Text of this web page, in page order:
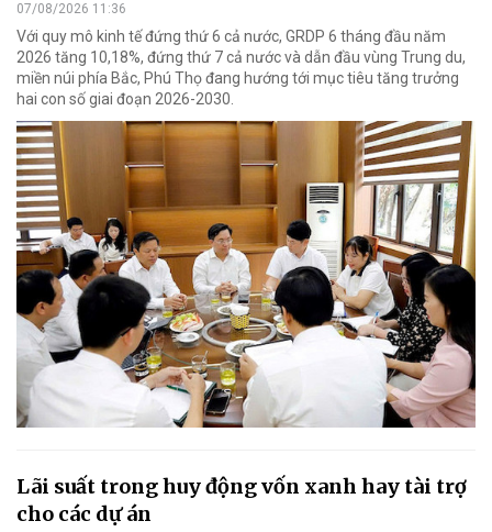
07/08/2026 11:36
Với quy mô kinh tế đứng thứ 6 cả nước, GRDP 6 tháng đầu năm
2026 tăng 10,18%, đứng thứ 7 cả nước và dẫn đầu vùng Trung du,
miền núi phía Bắc, Phú Thọ đang hướng tới mục tiêu tăng trưởng
hai con số giai đoạn 2026-2030.
Lãi suất trong huy động vốn xanh hay tài trợ
cho các dự án